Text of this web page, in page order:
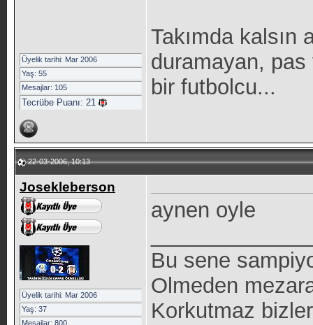
Üyelik tarihi: Mar 2006
Yaş: 55
Mesajlar: 105
Tecrübe Puanı: 21
Takımda
duramayan,
bir futbolcu...
22-03-2006, 10:13
Josekleberson
Üyelik tarihi: Mar 2006
Yaş: 37
Mesajlar: 800
aynen oyle
Bu sene
Olmeden
Korkutmaz